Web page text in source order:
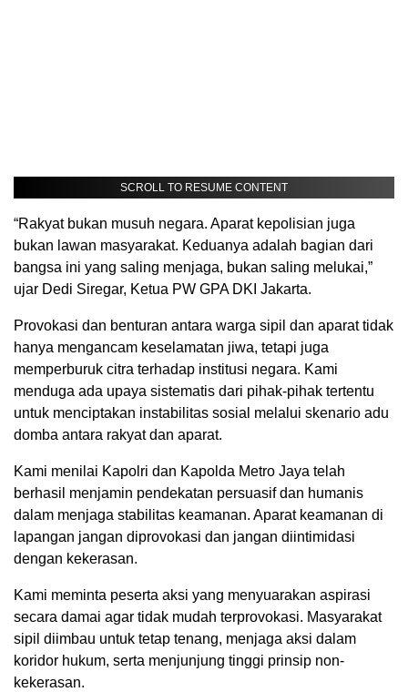
SCROLL TO RESUME CONTENT
“Rakyat bukan musuh negara. Aparat kepolisian juga
bukan lawan masyarakat. Keduanya adalah bagian dari
bangsa ini yang saling menjaga, bukan saling melukai,”
ujar Dedi Siregar, Ketua PW GPA DKI Jakarta.
Provokasi dan benturan antara warga sipil dan aparat tidak
hanya mengancam keselamatan jiwa, tetapi juga
memperburuk citra terhadap institusi negara. Kami
menduga ada upaya sistematis dari pihak-pihak tertentu
untuk menciptakan instabilitas sosial melalui skenario adu
domba antara rakyat dan aparat.
Kami menilai Kapolri dan Kapolda Metro Jaya telah
berhasil menjamin pendekatan persuasif dan humanis
dalam menjaga stabilitas keamanan. Aparat keamanan di
lapangan jangan diprovokasi dan jangan diintimidasi
dengan kekerasan.
Kami meminta peserta aksi yang menyuarakan aspirasi
secara damai agar tidak mudah terprovokasi. Masyarakat
sipil diimbau untuk tetap tenang, menjaga aksi dalam
koridor hukum, serta menjunjung tinggi prinsip non-
kekerasan.